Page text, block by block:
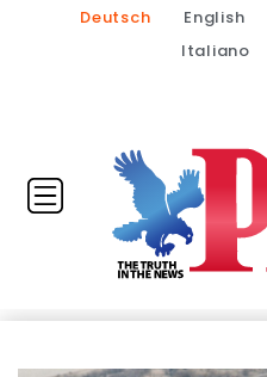
Deutsch English
Italiano